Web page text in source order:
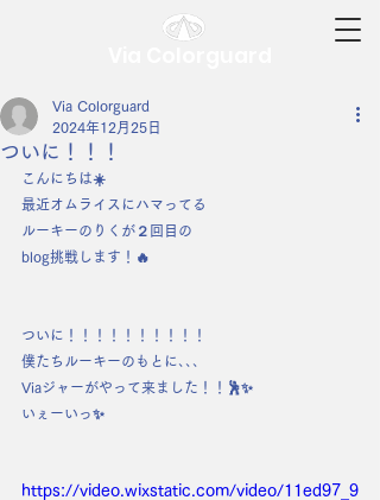
ついに！！！
Via Colorguard
2024年12月25日
こんにちは☀️
最近オムライスにハマってる
ルーキーのりくが２回目の
blog挑戦します！🔥
ついに！！！！！！！！！！
僕たちルーキーのもとに､､､
Viaジャーがやって来ました！！🕺✨
いぇーいっ✨
https://video.wixstatic.com/video/11ed97_9